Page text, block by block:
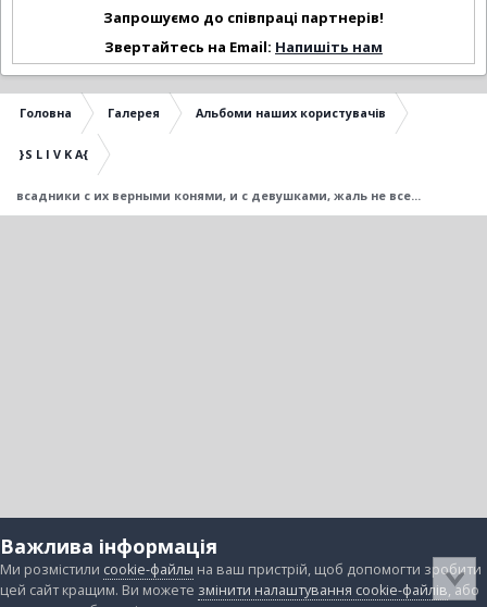
Запрошуємо до співпраці партнерів!
Звертайтесь на Email: Напишіть нам
Головна Галерея Альбоми наших користувачів
}S L I V K A{
всадники с их верными конями, и с девушками, жаль не все...
Важлива інформація
Ми розмістили cookie-файлы на ваш пристрій, щоб допомогти зробити
цей сайт кращим. Ви можете змінити налаштування cookie-файлів, або